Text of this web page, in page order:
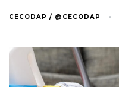
CECODAP / @CECODAP